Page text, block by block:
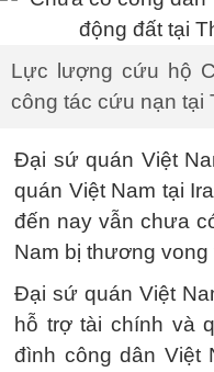
Lực lượng cứu hộ
công tác cứu nạn tại
Đại sứ quán Việt
quán Việt Nam tại
đến nay vẫn chưa
Nam bị thương
Đại sứ quán Việt
hỗ trợ tài chính và
đình công dân Việt